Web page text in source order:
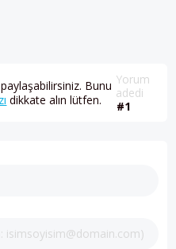
Bunu
dikkate alın lütfen.
Yorum
adedi
#1